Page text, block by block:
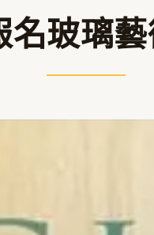
名玻璃